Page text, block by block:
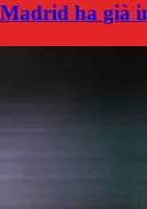
Madrid ha già